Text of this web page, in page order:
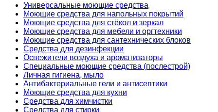
Универсальные моющие средства
Моющие средства для напольных покрытий
Моющие средства для стёкол и зеркал
Моющие средства для мебели и оргтехники
Моющие средства для сантехнических блоков
Средства для дезинфекции
Освежители воздуха и ароматизаторы
Специальные моющие средства (послестрой)
Личная гигиена, мыло
Антибактериальные гели и антисептики
Моющие средства для кухни
Средства для химчистки
Средства для стирки